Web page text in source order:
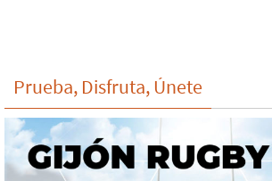
Prueba, Disfruta, Únete